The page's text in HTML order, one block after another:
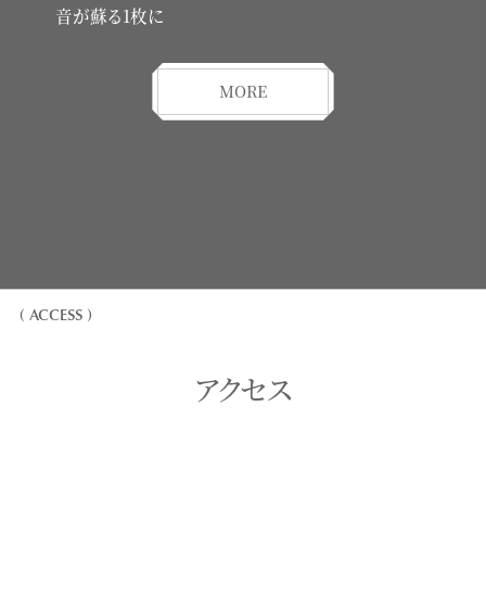
音が蘇る1枚に
MORE
( ACCESS )
アクセス